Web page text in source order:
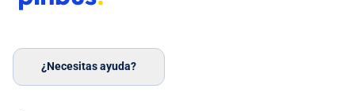
¿Necesitas ayuda?